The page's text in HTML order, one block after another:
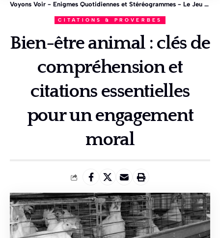
Voyons Voir - Enigmes Quotidiennes et Stéréogrammes - Le Jeu des 1%
CITATIONS & PROVERBES
Bien-être animal : clés de
compréhension et
citations essentielles
pour un engagement
moral